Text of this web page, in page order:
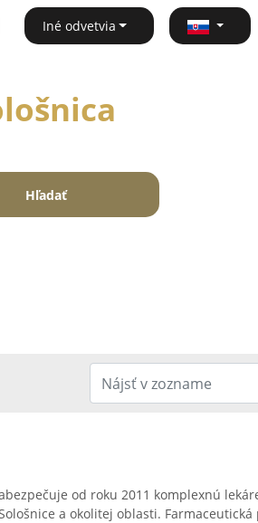
Iné odvetvia
Hľadať
od roku 2011 komplexnú
a okolitej oblasti. Farmaceutická